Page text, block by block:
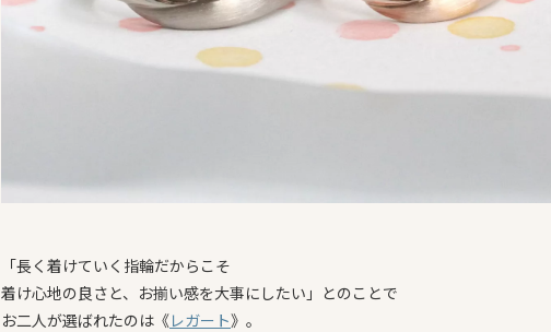
「長く着けていく指輪だからこそ
着け心地の良さと、お揃い感を大事にしたい」とのことで
お二人が選ばれたのは《レガート》。